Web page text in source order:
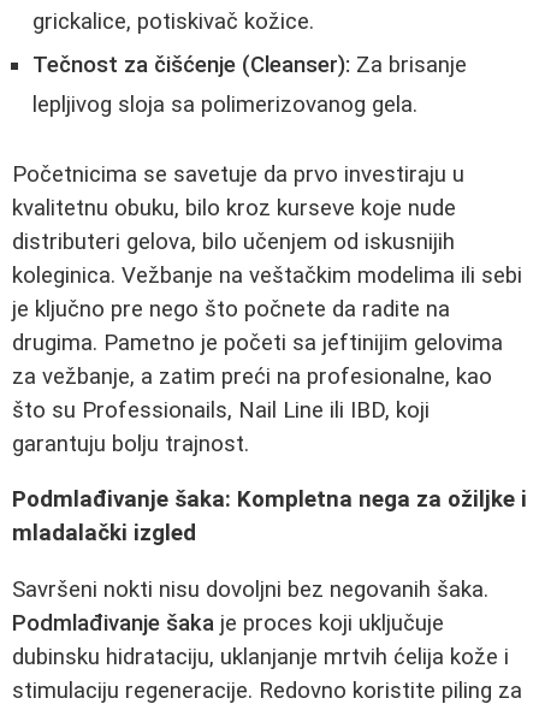
grickalice, potiskivač kožice.
Tečnost za čišćenje (Cleanser): Za brisanje
lepljivog sloja sa polimerizovanog gela.
Početnicima se savetuje da prvo investiraju u
kvalitetnu obuku, bilo kroz kurseve koje nude
distributeri gelova, bilo učenjem od iskusnijih
koleginica. Vežbanje na veštačkim modelima ili sebi
je ključno pre nego što počnete da radite na
drugima. Pametno je početi sa jeftinijim gelovima
za vežbanje, a zatim preći na profesionalne, kao
što su Professionails, Nail Line ili IBD, koji
garantuju bolju trajnost.
Podmlađivanje šaka: Kompletna nega za ožiljke i
mladalački izgled
Savršeni nokti nisu dovoljni bez negovanih šaka.
Podmlađivanje šaka je proces koji uključuje
dubinsku hidrataciju, uklanjanje mrtvih ćelija kože i
stimulaciju regeneracije. Redovno koristite piling za